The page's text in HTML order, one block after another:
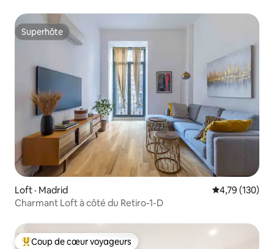
Superhôte
Superhôte
Loft · Madrid Note
4,79 (130)
Charmant Loft à côté du Retiro-1-D
Coup de cœur voyageurs